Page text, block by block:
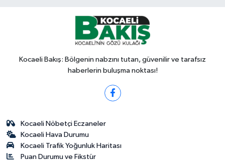
Kocaeli Bakış: Bölgenin nabzını tutan, güvenilir ve tarafsız
haberlerin buluşma noktası!
Kocaeli Nöbetçi Eczaneler
Kocaeli Hava Durumu
Kocaeli Trafik Yoğunluk Haritası
Puan Durumu ve Fikstür